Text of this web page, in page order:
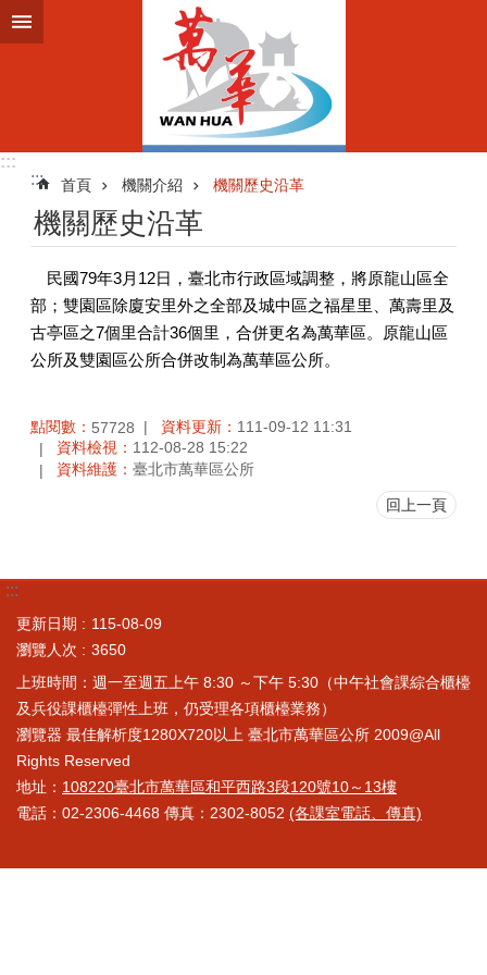
跳到主要內容區塊
:::
:::
首頁 機關介紹 機關歷史沿革
機關歷史沿革
民國79年3月12日，臺北市行政區域調整，將原龍山區全
部；雙園區除廈安里外之全部及城中區之福星里、萬壽里及
古亭區之7個里合計36個里，合併更名為萬華區。原龍山區
公所及雙園區公所合併改制為萬華區公所。
點閱數： 57728 資料更新： 111-09-12 11:31
資料檢視： 112-08-28 15:22
資料維護： 臺北市萬華區公所
回上一頁
:::
更新日期
115-08-09
瀏覽人次
3650
上班時間：週一至週五上午 8:30 ～下午 5:30（中午社會課綜合櫃檯
及兵役課櫃檯彈性上班，仍受理各項櫃檯業務）
瀏覽器 最佳解析度1280X720以上 臺北市萬華區公所 2009@All
Rights Reserved
地址： 108220臺北市萬華區和平西路3段120號10～13樓
電話：02-2306-4468 傳真：2302-8052 (各課室電話、傳真)